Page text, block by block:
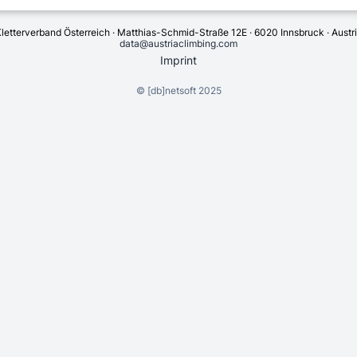
Österreich · Matthias-Schmid-Straße 12E · 6020 Innsbruck ·
data@austriaclimbing.com
Imprint
© [db]netsoft2025